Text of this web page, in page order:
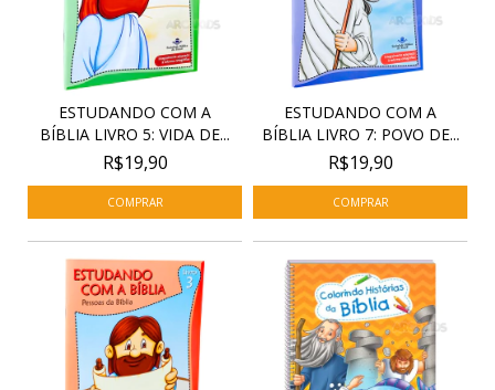
ESTUDANDO COM A
BÍBLIA LIVRO 5: VIDA DE...
R$19,90
ESTUDANDO COM A
BÍBLIA LIVRO 7: POVO DE...
R$19,90